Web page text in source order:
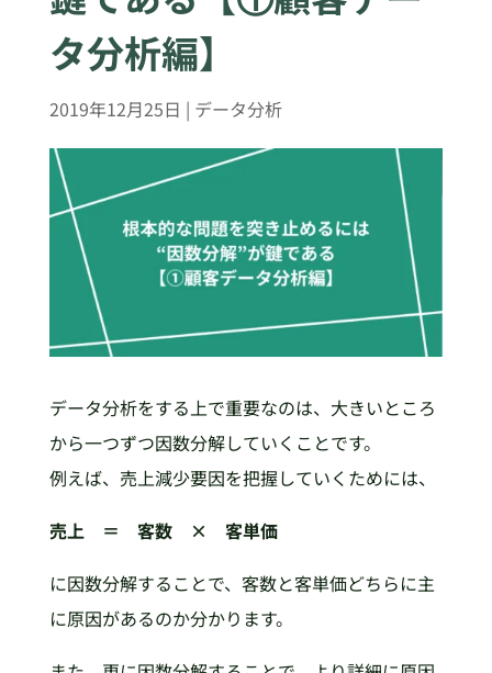
タ分析編】
2019年12月25日 | データ分析
データ分析をする上で重要なのは、大きいところ
から一つずつ因数分解していくことです。
例えば、売上減少要因を把握していくためには、
売上 ＝ 客数 × 客単価
に因数分解することで、客数と客単価どちらに主
に原因があるのか分かります。